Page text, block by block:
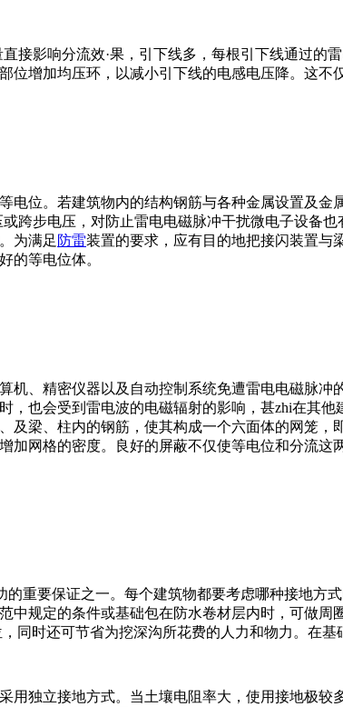
接影响分流效·果，引下线多，每根引下线通过
增加均压环，以减小引下线的电感电压降。这不
电位。若建筑物内的结构钢筋与各种金属设置及
跨步电压，对防止雷电电磁脉冲干扰微电子设备
为满足 防雷装置的要求，应有目的地把接闪装置与
的等电位体。
机、精密仪器以及自动控制系统免遭雷电电磁脉冲
，也会受到雷电波的电磁辐射的影响，甚zhi在其
及梁、柱内的钢筋，使其构成一个六面体的网笼
加网格的密度。良好的屏蔽不仅使等电位和分流
的重要保证之一。每个建筑物都要考虑哪种接地方
中规定的条件或基础包在防水卷材层内时，可做
同时还可节省为挖深沟所花费的人力和物力。在基
用独立接地方式。当土壤电阻率大，使用接地极